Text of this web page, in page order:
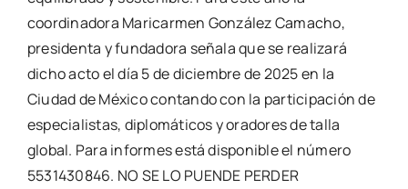
coordinadora Maricarmen González Camacho,
presidenta y fundadora señala que se realizará
dicho acto el día 5 de diciembre de 2025 en la
Ciudad de México contando con la participación de
especialistas, diplomáticos y oradores de talla
global. Para informes está disponible el número
5531430846. NO SE LO PUENDE PERDER